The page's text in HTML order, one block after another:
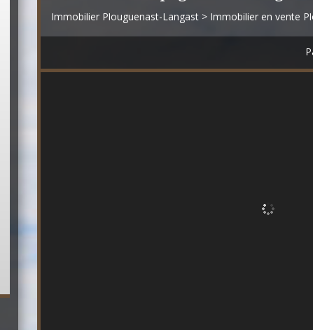
Immobilier Plouguenast-Langast > Immobilier en vente